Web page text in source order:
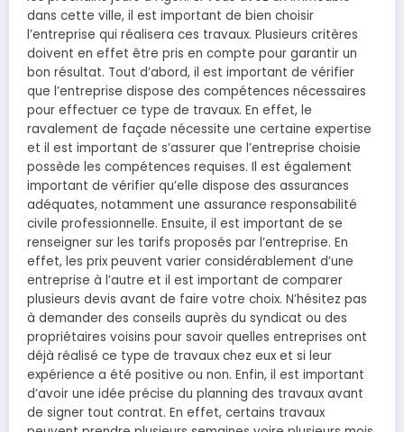
dans cette ville, il est important de bien choisir
l’entreprise qui réalisera ces travaux. Plusieurs critères
doivent en effet être pris en compte pour garantir un
bon résultat. Tout d’abord, il est important de vérifier
que l’entreprise dispose des compétences nécessaires
pour effectuer ce type de travaux. En effet, le
ravalement de façade nécessite une certaine expertise
et il est important de s’assurer que l’entreprise choisie
possède les compétences requises. Il est également
important de vérifier qu’elle dispose des assurances
adéquates, notamment une assurance responsabilité
civile professionnelle. Ensuite, il est important de se
renseigner sur les tarifs proposés par l’entreprise. En
effet, les prix peuvent varier considérablement d’une
entreprise à l’autre et il est important de comparer
plusieurs devis avant de faire votre choix. N’hésitez pas
à demander des conseils auprès du syndicat ou des
propriétaires voisins pour savoir quelles entreprises ont
déjà réalisé ce type de travaux chez eux et si leur
expérience a été positive ou non. Enfin, il est important
d’avoir une idée précise du planning des travaux avant
de signer tout contrat. En effet, certains travaux